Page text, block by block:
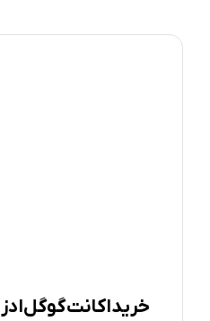
خرید اکانت گوگل ادز